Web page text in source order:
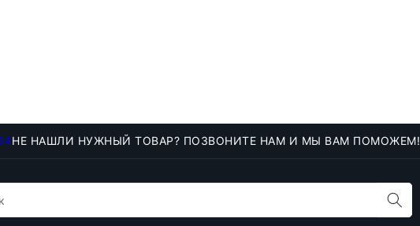
НЕ НАШЛИ НУЖНЫЙ ТОВАР? ПОЗВОНИТЕ НАМ И МЫ ВАМ ПОМОЖЕМ!